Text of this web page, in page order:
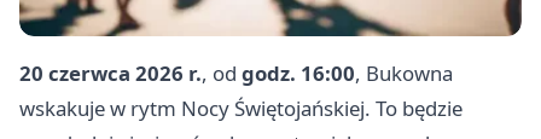
20 czerwca 2026 r., od godz. 16:00, Bukowna
wskakuje w rytm Nocy Świętojańskiej. To będzie